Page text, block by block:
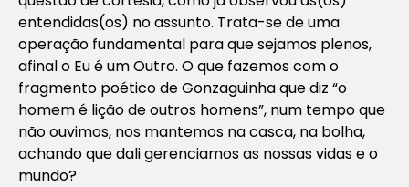
entendidas(os) no assunto. Trata-se de uma
operação fundamental para que sejamos plenos,
afinal o Eu é um Outro. O que fazemos com o
fragmento poético de Gonzaguinha que diz “o
homem é lição de outros homens”, num tempo que
não ouvimos, nos mantemos na casca, na bolha,
achando que dali gerenciamos as nossas vidas e o
mundo?